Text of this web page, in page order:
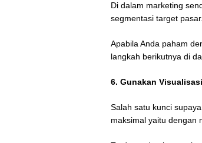
Di dalam marketing
segmentasi target pasar.
Apabila Anda paham
langkah berikutnya di
6. Gunakan
Salah satu kunci
maksimal yaitu dengan